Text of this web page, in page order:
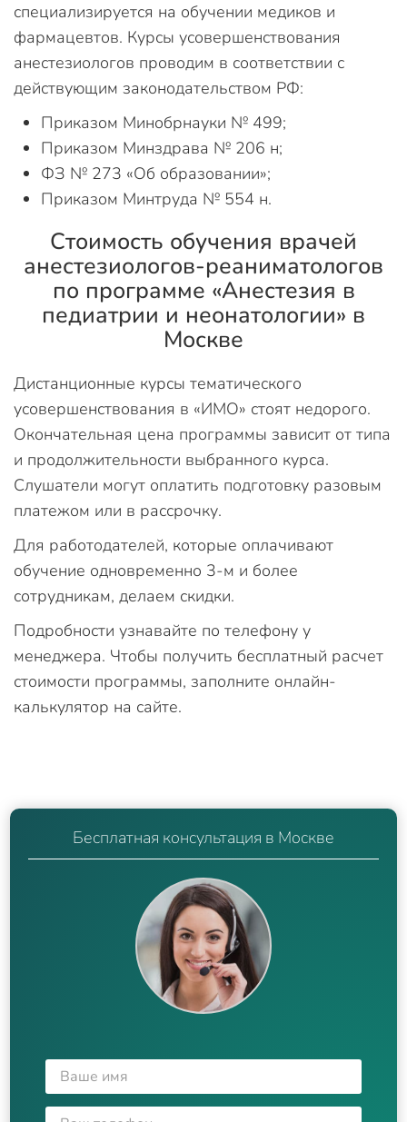
специализируется на обучении медиков и
фармацевтов. Курсы усовершенствования
анестезиологов проводим в соответствии с
действующим законодательством РФ:
Приказом Минобрнауки № 499;
Приказом Минздрава № 206 н;
ФЗ № 273 «Об образовании»;
Приказом Минтруда № 554 н.
Стоимость обучения врачей
анестезиологов-реаниматологов
по программе «Анестезия в
педиатрии и неонатологии» в
Москве
Дистанционные курсы тематического
усовершенствования в «ИМО» стоят недорого.
Окончательная цена программы зависит от типа
и продолжительности выбранного курса.
Слушатели могут оплатить подготовку разовым
платежом или в рассрочку.
Для работодателей, которые оплачивают
обучение одновременно 3-м и более
сотрудникам, делаем скидки.
Подробности узнавайте по телефону у
менеджера. Чтобы получить бесплатный расчет
стоимости программы, заполните онлайн-
калькулятор на сайте.
Бесплатная консультация в Москве